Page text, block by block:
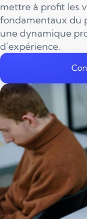
mettre à profit les
fondamentaux du
une dynamique
d’expérience.